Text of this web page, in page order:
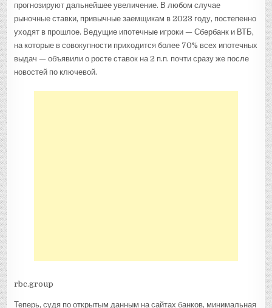
прогнозируют дальнейшее увеличение. В любом случае
рыночные ставки, привычные заемщикам в 2023 году, постепенно
уходят в прошлое. Ведущие ипотечные игроки — Сбербанк и ВТБ,
на которые в совокупности приходится более 70% всех ипотечных
выдач — объявили о росте ставок на 2 п.п. почти сразу же после
новостей по ключевой.
rbc.group
Теперь, судя по открытым данным на сайтах банков, минимальная